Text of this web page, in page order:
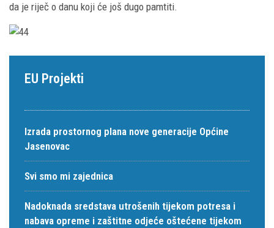
da je riječ o danu koji će još dugo pamtiti.
EU Projekti
Izrada prostornog plana nove generacije Općine
Jasenovac
Svi smo mi zajednica
Nadoknada sredstava utrošenih tijekom potresa i
nabava opreme i zaštitne odjeće oštećene tijekom